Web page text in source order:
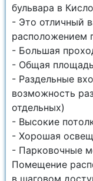
бульвара в
- Это отличный
расположением
- Большая
- Общая
- Раздельные
возможность
отдельных)
- Высокие
- Хорошая
- Парковочные
Помещение
в шаговом